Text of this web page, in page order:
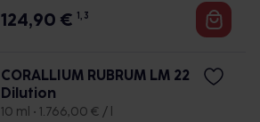
124,90 € 1, 3
CORALLIUM RUBRUM LM 22
Dilution
10 ml • 1.766,00 € / l